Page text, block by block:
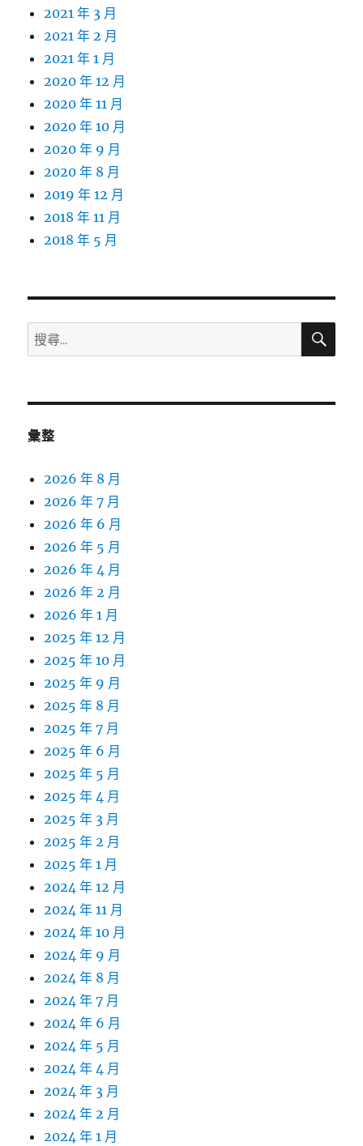
2021 年 3 月
2021 年 2 月
2021 年 1 月
2020 年 12 月
2020 年 11 月
2020 年 10 月
2020 年 9 月
2020 年 8 月
2019 年 12 月
2018 年 11 月
2018 年 5 月
搜
尋
鍵
搜
彙整
2026 年 8 月
2026 年 7 月
2026 年 6 月
2026 年 5 月
2026 年 4 月
2026 年 2 月
2026 年 1 月
2025 年 12 月
2025 年 10 月
2025 年 9 月
2025 年 8 月
2025 年 7 月
2025 年 6 月
2025 年 5 月
2025 年 4 月
2025 年 3 月
2025 年 2 月
2025 年 1 月
2024 年 12 月
2024 年 11 月
2024 年 10 月
2024 年 9 月
2024 年 8 月
2024 年 7 月
2024 年 6 月
2024 年 5 月
2024 年 4 月
2024 年 3 月
2024 年 2 月
2024 年 1 月